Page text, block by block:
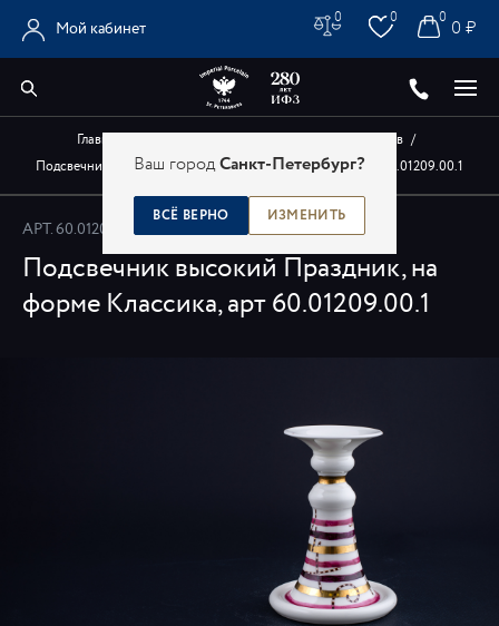
Ваш городСанкт-Петербург?
ВСЁ ВЕРНО ИЗМЕНИТЬ
Мой кабинет
0 0 0 ₽
0
Главная Авторские изделия художников /
Подсвечник высокий Праздник, на форме Классика, арт 60.01209.00.1
АРТ.60.01209.00.1
Подсвечник высокий Праздник, на
форме Классика, арт 60.01209.00.1